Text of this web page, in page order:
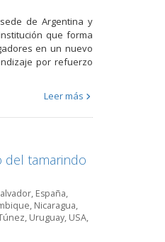
de Argentina y
que forma
en un nuevo
por refuerzo
Leer más
del tamarindo
, España,
, Nicaragua,
, Uruguay, USA,